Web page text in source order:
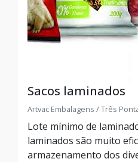
Sacos laminados
Artvac Embalagens / Três
Lote mínimo de
laminados são muito
armazenamento dos